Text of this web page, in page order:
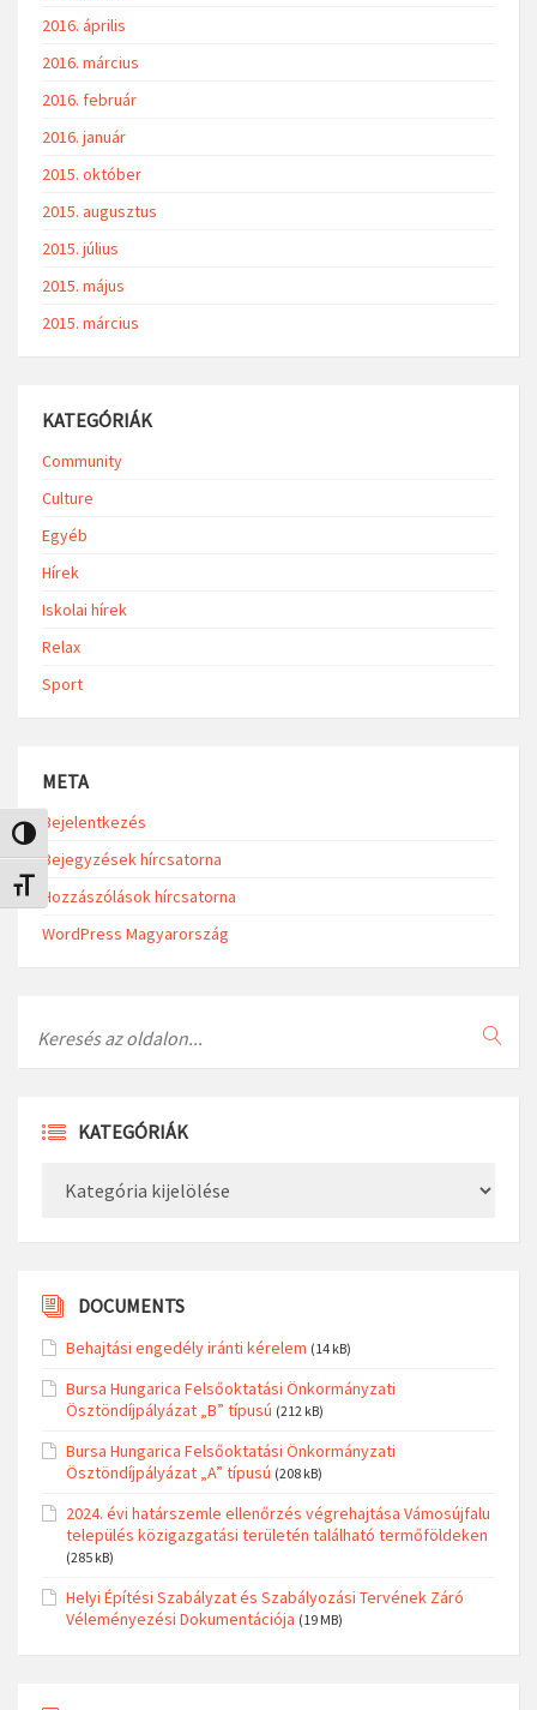
Nagy kontraszt váltása
Betűméret váltása
2016. április
2016. március
2016. február
2016. január
2015. október
2015. augusztus
2015. július
2015. május
2015. március
KATEGÓRIÁK
Community
Culture
Egyéb
Hírek
Iskolai hírek
Relax
Sport
META
Bejelentkezés
Bejegyzések hírcsatorna
Hozzászólások hírcsatorna
WordPress Magyarország
KATEGÓRIÁK
DOCUMENTS
Behajtási engedély iránti kérelem (14 kB)
Bursa Hungarica Felsőoktatási Önkormányzati
Ösztöndíjpályázat „B” típusú (212 kB)
Bursa Hungarica Felsőoktatási Önkormányzati
Ösztöndíjpályázat „A” típusú (208 kB)
2024. évi határszemle ellenőrzés végrehajtása Vámosújfalu
település közigazgatási területén található termőföldeken
(285 kB)
Helyi Építési Szabályzat és Szabályozási Tervének Záró
Véleményezési Dokumentációja (19 MB)